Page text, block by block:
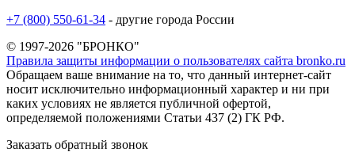
+7 (800) 550-61-34 - другие города России
© 1997-2026 "БРОНКО"
Правила защиты информации о пользователях сайта bronko.ru
Обращаем ваше внимание на то, что данный интернет-сайт
носит исключительно информационный характер и ни при
каких условиях не является публичной офертой,
определяемой положениями Статьи 437 (2) ГК РФ.
Заказать обратный звонок